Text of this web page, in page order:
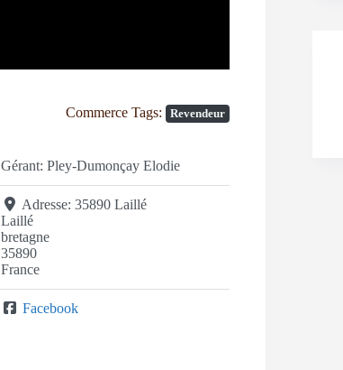
Commerce Tags:
Revendeur
Gérant:Pley-Dumonçay Elodie
Adresse:35890 Laillé
Laillé
bretagne
35890
France
Facebook